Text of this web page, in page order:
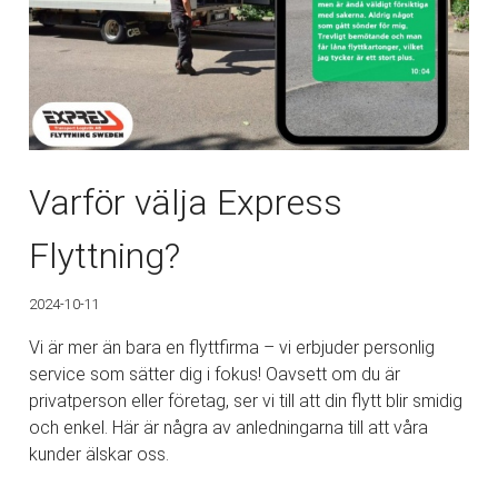
Varför välja Express
Flyttning?
2024-10-11
Vi är mer än bara en flyttfirma – vi erbjuder personlig
service som sätter dig i fokus! Oavsett om du är
privatperson eller företag, ser vi till att din flytt blir smidig
och enkel. Här är några av anledningarna till att våra
kunder älskar oss.